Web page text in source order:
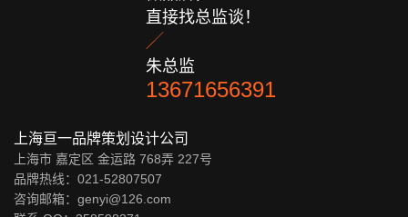
直接找总监谈！

朱总监
13671656391
上海亘一品牌策划设计公司
上海市 嘉定区 金运路 768弄 227号
品牌热线：021-52807507
咨询邮箱：genyi@126.com